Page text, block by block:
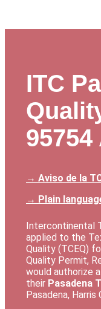
ITC
→ Aviso de la
→ Plain
Intercontinental
applied to the
Quality (TCEQ)
Quality Permit,
would authorize
their Pasadena
Pasadena, Harris